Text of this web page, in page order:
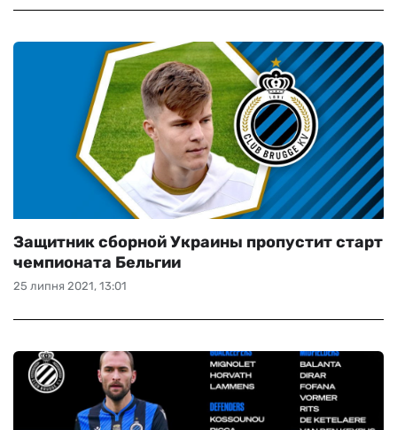
25 липня 2021, 13:01
Защитник сборной Украины пропустит старт
чемпионата Бельгии